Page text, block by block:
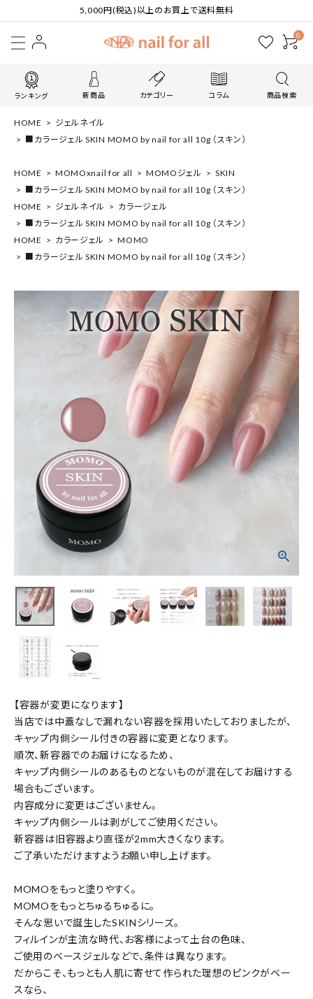
5,000円(税込)以上のお買上で送料無料
0
ランキング 新商品 カテゴリー コラム 商品検索
HOME
ジェルネイル
■カラージェル SKIN MOMO by nail for all 10g （スキン）
HOME MOMOxnail for all MOMOジェル
SKIN
■カラージェル SKIN MOMO by nail for all 10g （スキン）
HOME
ジェルネイル
カラージェル
■カラージェル SKIN MOMO by nail for all 10g （スキン）
HOME
カラージェル
MOMO
■カラージェル SKIN MOMO by nail for all 10g （スキン）
【容器が変更になります】
当店では中蓋なしで漏れない容器を採用いたしておりましたが、
キャップ内側シール付きの容器に変更となります。
順次、新容器でのお届けになるため、
キャップ内側シールのあるものとないものが混在してお届けする
場合もございます。
内容成分に変更はございません。
キャップ内側シールは剥がしてご使用ください。
新容器は旧容器より直径が2mm大きくなります。
ご了承いただけますようお願い申し上げます。
MOMOをもっと塗りやすく。
MOMOをもっとちゅるちゅるに。
そんな思いで誕生したSKINシリーズ。
フィルインが主流な時代、お客様によって土台の色味、
ご使用のベースジェルなどで、条件は異なります。
だからこそ、もっとも人肌に寄せて作られた理想のピンクがベー
スなら、